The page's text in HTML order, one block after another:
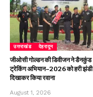
उत्तराखंड देहरादून
जीओसी गोल्डन की डिवीजन ने डैनकुंड
ट्रेकिंग अभियान–2026 को हरी झंडी
दिखाकर किया रवाना
August 1, 2026